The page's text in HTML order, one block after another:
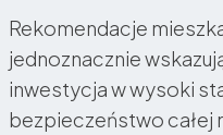
Rekomendacje
jednoznacznie
inwestycja w wysoki
bezpieczeństwo całej